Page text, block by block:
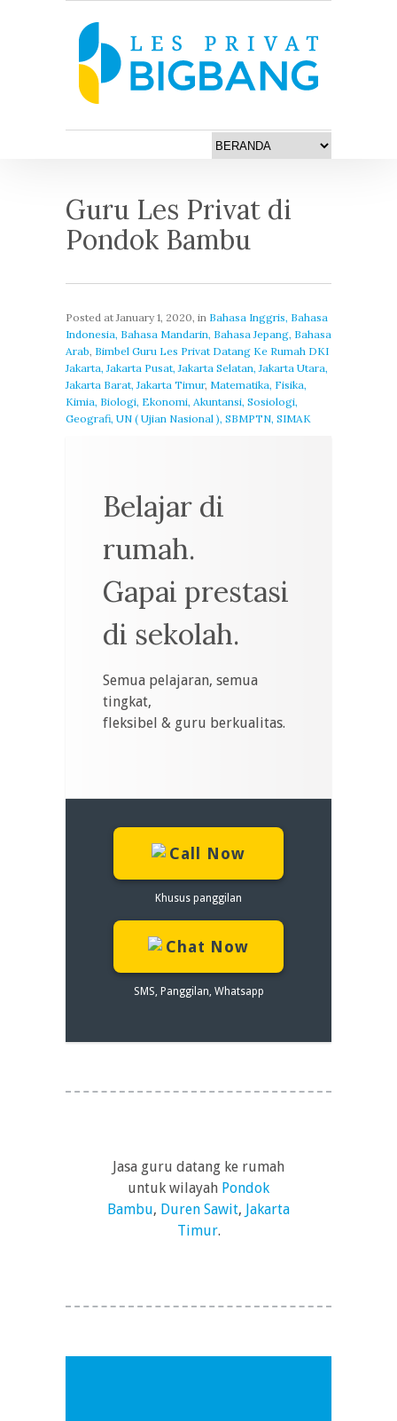
Guru Les Privat di
Pondok Bambu
Posted atJanuary 1, 2020, in Bahasa Inggris, Bahasa
Indonesia, Bahasa Mandarin, Bahasa Jepang, Bahasa
Arab, Bimbel Guru Les Privat Datang Ke Rumah DKI
Jakarta, Jakarta Pusat, Jakarta Selatan, Jakarta Utara,
Jakarta Barat, Jakarta Timur, Matematika, Fisika,
Kimia, Biologi, Ekonomi, Akuntansi, Sosiologi,
Geografi, UN ( Ujian Nasional ), SBMPTN, SIMAK
Belajar di
rumah.
Gapai prestasi
di sekolah.
Semua pelajaran, semua
tingkat,
fleksibel & guru berkualitas.
Call Now
Khusus panggilan
Chat Now
SMS, Panggilan, Whatsapp
Jasa guru datang ke rumah
untuk wilayah Pondok
Bambu, Duren Sawit, Jakarta
Timur.